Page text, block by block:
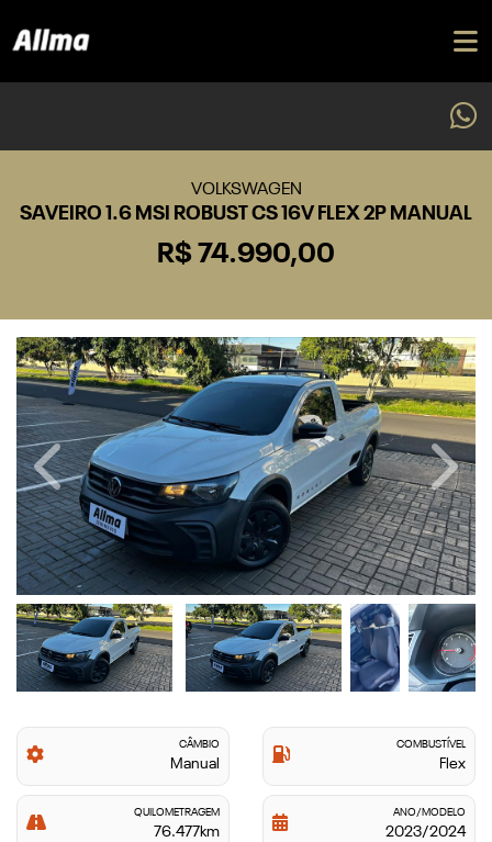
VOLKSWAGEN
SAVEIRO 1.6 MSI ROBUST CS 16V FLEX 2P MANUAL
R$ 74.990,00
Previous Next
CÂMBIO
Manual
COMBUSTÍVEL
Flex
QUILOMETRAGEM
76.477km
ANO/MODELO
2023/2024